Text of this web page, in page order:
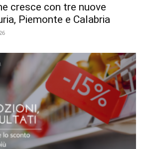
cresce con tre nuove
Piemonte e Calabria